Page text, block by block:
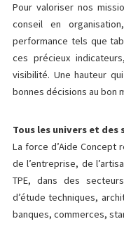
Pour valoriser nos
conseil en
performance tels que
ces précieux
visibilité. Une hauteur
bonnes décisions au bon
Tous les univers et des
La force d’Aide Concept
de l’entreprise, de
TPE, dans des
d’étude techniques,
banques, commerces,